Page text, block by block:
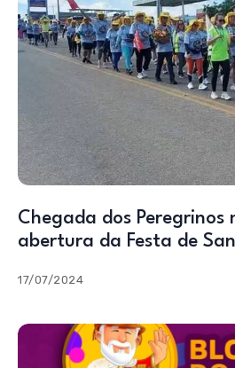
Chegada dos Peregrinos
abertura da Festa de
17/07/2024